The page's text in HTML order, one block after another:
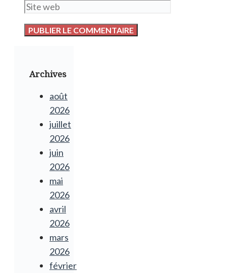
mail
Site
Archives
août
2026
juillet
2026
juin
2026
mai
2026
avril
2026
mars
2026
février